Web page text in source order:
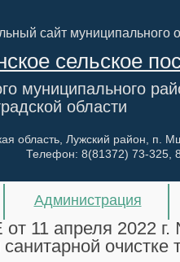
сайт муниципального
сельское
муниципального
области
область, Лужский район, п.
Телефон: 8(81372) 73-325,
Администрация
апреля 2022 г.
санитарной